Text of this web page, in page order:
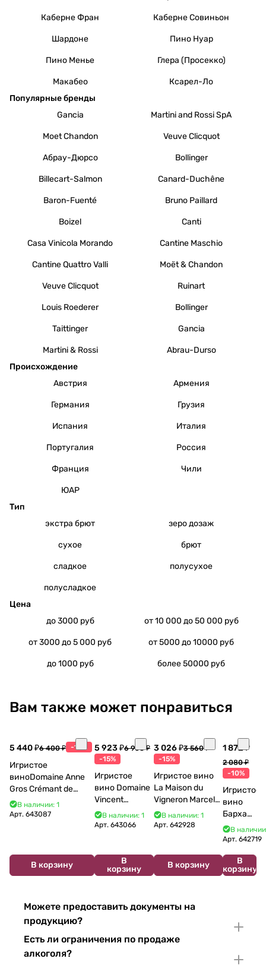
Каберне Фран Каберне Совиньон
Шардоне Пино Нуар
Пино Менье Глера (Просекко)
Макабео
Ксарел-Ло
Популярные бренды
Gancia
Martini and Rossi SpA
Moet Chandon Veuve Clicquot
Абрау-Дюрсо Bollinger
Billecart-Salmon Canard-Duchêne
Baron-Fuenté Bruno Paillard
Boizel Canti
Casa Vinicola Morando Cantine Maschio
Cantine Quattro Valli Moët & Chandon
Veuve Clicquot Ruinart
Louis Roederer Bollinger
Taittinger Gancia
Martini & Rossi
Abrau-Durso
Происхождение
Австрия
Армения
Германия Грузия
Испания Италия
Португалия Россия
Франция Чили
ЮАР
Тип
экстра брют
зеро дозаж
сухое брют
сладкое полусухое
полусладкое
Цена
до 3000 руб
от 10 000 до 50 000 руб
от 3000 до 5 000 руб от 5000 до 10000 руб
до 1000 руб более 50000 руб
Вам также может понравиться
5 440 ₽6 400 ₽ -15%
Игристое
виноDomaine Anne
Gros Crémant de
Bourgogne La Fun en
Bulles Chardonnay et
В наличии: 1
Арт. 643087
В корзину
5 923 ₽6 968 ₽
-15%
Игристое
вино Domaine
Vincent
Bouzereau
Crémant de
В наличии: 1
Арт.643066
В
корзину
3 026 ₽3 560 ₽
-15%
Игристое вино
La Maison du
Vigneron Marcel
Cabelier Cremant
du Jura
В наличии: 1
Арт. 642928
В корзину
1 872 ₽
2 080 ₽
-10%
Игристое
вино
Бархат
Остров
2025
В
Арт.642719
В
корзину
Можете предоставить документы на
продукцию?
Есть ли ограничения по продаже
алкоголя?